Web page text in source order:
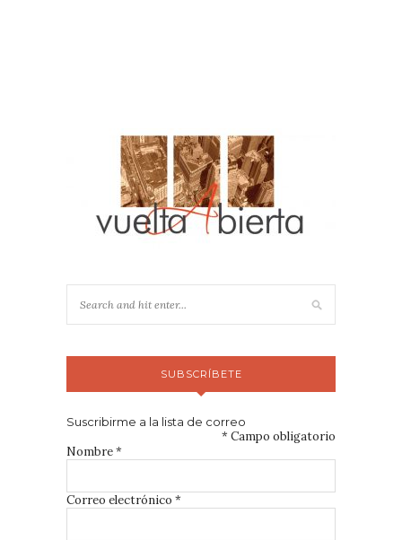
SUBSCRÍBETE
Suscribirme a la lista de correo
* Campo obligatorio
Nombre*
Correo electrónico *